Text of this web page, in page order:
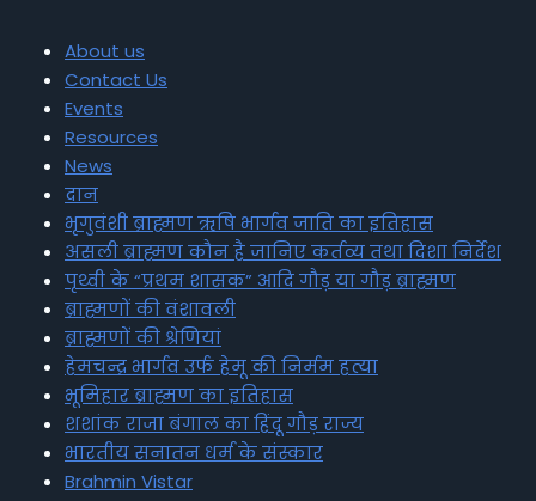
About us
Contact Us
Events
Resources
News
दान
भृगुवंशी ब्राह्मण ऋषि भार्गव जाति का इतिहास
असली ब्राह्मण कौन है जानिए कर्तव्य तथा दिशा निर्देश
पृथ्वी के “प्रथम शासक” आदि गौड़ या गौड़ ब्राह्मण
ब्राह्मणों की वंशावली
ब्राह्मणों की श्रेणियां
हेमचन्द्र भार्गव उर्फ हेमू की निर्मम हत्या
भूमिहार ब्राह्मण का इतिहास
शशांक राजा बंगाल का हिंदू गौड़ राज्य
भारतीय सनातन धर्म के संस्कार
Brahmin Vistar